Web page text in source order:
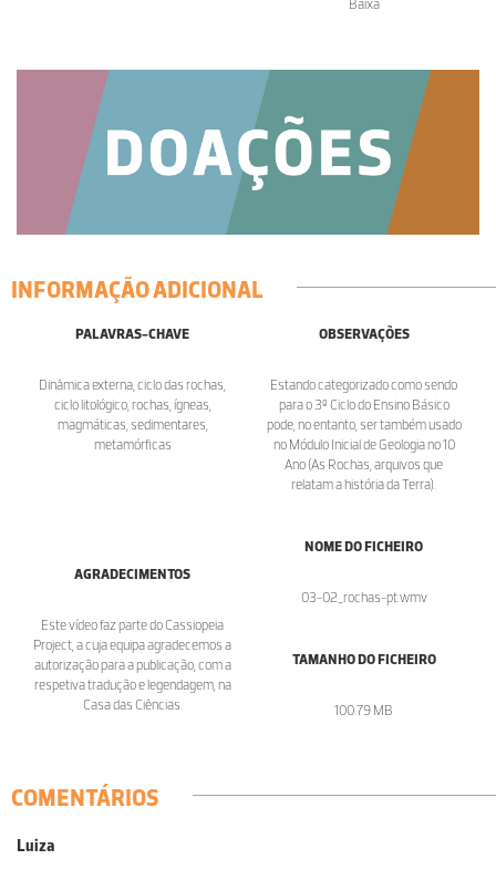
Baixa
INFORMAÇÃO ADICIONAL
PALAVRAS-CHAVE
Dinâmica externa, ciclo das rochas,
ciclo litológico, rochas, ígneas,
magmáticas, sedimentares,
metamórficas
OBSERVAÇÕES
Estando categorizado como sendo
para o 3º Ciclo do Ensino Básico
pode, no entanto, ser também usado
no Módulo Inicial de Geologia no 10
Ano (As Rochas, arquivos que
relatam a história da Terra).
AGRADECIMENTOS
Este vídeo faz parte do Cassiopeia
Project, a cuja equipa agradecemos a
autorização para a publicação, com a
respetiva tradução e legendagem, na
Casa das Ciências.
NOME DO FICHEIRO
03-02_rochas-pt.wmv
TAMANHO DO FICHEIRO
100.79 MB
COMENTÁRIOS
Luiza